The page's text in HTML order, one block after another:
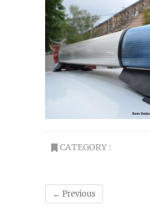
CATEGORY :
← Previous